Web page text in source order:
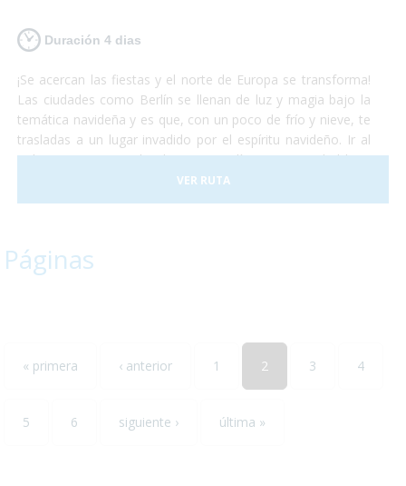
Duración 4 dias
¡Se acercan las fiestas y el norte de Europa se transforma!
Las ciudades como Berlín se llenan de luz y magia bajo la
temática navideña y es que, con un poco de frío y nieve, te
trasladas a un lugar invadido por el espíritu navideño. Ir al
polo norte es complicado, pero Berlín es una ciudad bien
accesible. Las calles estarán llenas de gente, sonarán
villancicos, pasearán por calles que te parecerán mágicas
perfectamente adaptada para personas con discapacidad y
nosotros nos encargamos de proporcionarles lo que haga
VER RUTA
Páginas
« primera ‹ anterior 1 2 3 4
5 6 siguiente › última »